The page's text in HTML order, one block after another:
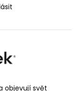
objevují svět